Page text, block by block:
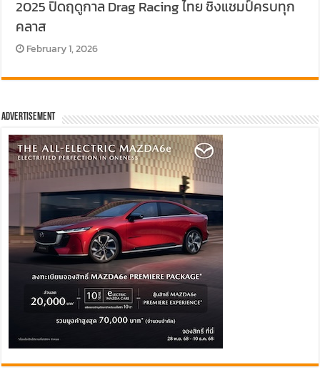
2025 ปิดฤดูกาล Drag Racing ไทย ชิงแชมป์ครบทุก
คลาส
February 1, 2026
Advertisement